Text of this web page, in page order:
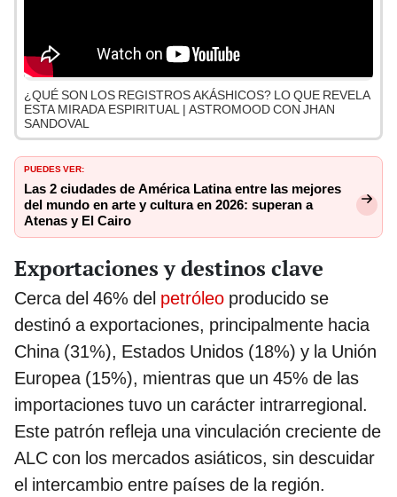
¿QUÉ SON LOS REGISTROS AKÁSHICOS? LO QUE REVELA
ESTA MIRADA ESPIRITUAL | ASTROMOOD CON JHAN
SANDOVAL
PUEDES VER:
Las 2 ciudades de América Latina entre las mejores
del mundo en arte y cultura en 2026: superan a
Atenas y El Cairo
Exportaciones y destinos clave
Cerca del 46% del petróleo producido se
destinó a exportaciones, principalmente hacia
China (31%), Estados Unidos (18%) y la Unión
Europea (15%), mientras que un 45% de las
importaciones tuvo un carácter intrarregional.
Este patrón refleja una vinculación creciente de
ALC con los mercados asiáticos, sin descuidar
el intercambio entre países de la región.